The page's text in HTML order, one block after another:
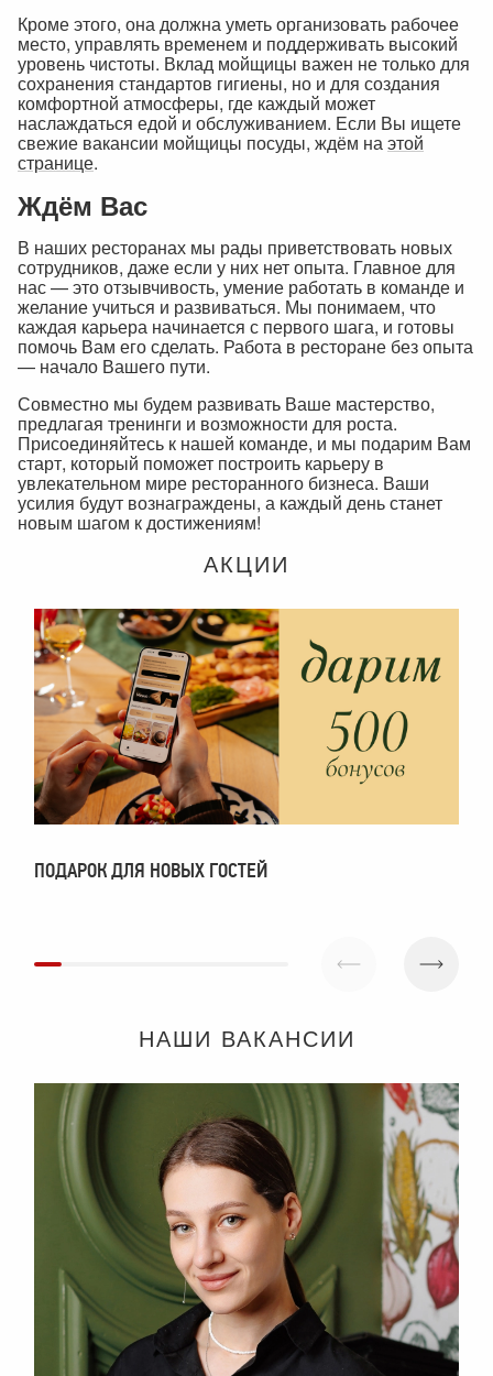
Кроме этого, она должна уметь организовать рабочее
место, управлять временем и поддерживать высокий
уровень чистоты. Вклад мойщицы важен не только для
сохранения стандартов гигиены, но и для создания
комфортной атмосферы, где каждый может
наслаждаться едой и обслуживанием. Если Вы ищете
свежие вакансии мойщицы посуды, ждём наэтой
странице.
Ждём Вас
В наших ресторанах мы рады приветствовать новых
сотрудников, даже если у них нет опыта. Главное для
нас — это отзывчивость, умение работать в команде и
желание учиться и развиваться. Мы понимаем, что
каждая карьера начинается с первого шага, и готовы
помочь Вам его сделать. Работа в ресторане без опыта
— начало Вашего пути.
Совместно мы будем развивать Ваше мастерство,
предлагая тренинги и возможности для роста.
Присоединяйтесь к нашей команде, и мы подарим Вам
старт, который поможет построить карьеру в
увлекательном мире ресторанного бизнеса. Ваши
усилия будут вознаграждены, а каждый день станет
новым шагом к достижениям!
АКЦИИ
ПОДАРОК ДЛЯ НОВЫХ ГОСТЕЙ
НАШИ ВАКАНСИИ